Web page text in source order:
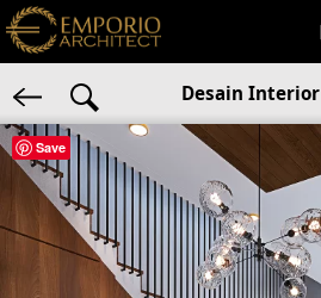
Desain Interior
Save